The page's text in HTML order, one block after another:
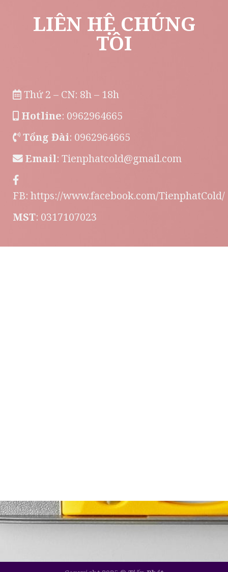
LIÊN HỆ CHÚNG
TÔI
Thứ 2 – CN: 8h – 18h
Hotline: 0962964665
Tổng Đài: 0962964665
Email: Tienphatcold@gmail.com
FB: https://www.facebook.com/TienphatCold/
MST: 0317107023